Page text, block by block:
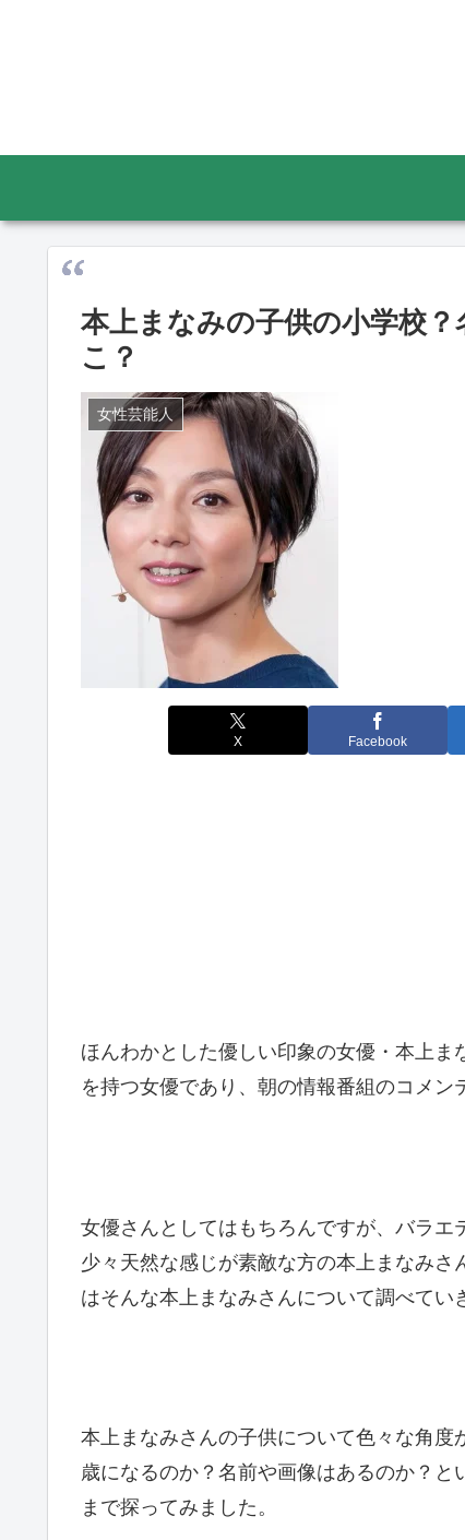
本上まなみの子供の小学校
こ？
女性芸能人
X Facebook
ほんわかとした優しい印象の女優・本上
を持つ女優であり、朝の情報番組のコメン
女優さんとしてはもちろんですが、バラエ
少々天然な感じが素敵な方の本上まなみ
はそんな本上まなみさんについて調べてい
本上まなみさんの子供について色々な角
歳になるのか？名前や画像はあるのか？
まで探ってみました。